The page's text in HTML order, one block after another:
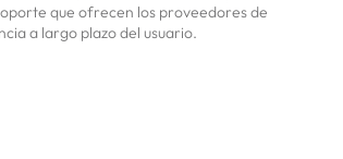
que ofrecen los proveedores de
a largo plazo del usuario.